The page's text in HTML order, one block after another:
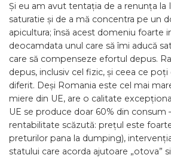
Și eu am avut tentația de a renunța la
saturatie și de a mă concentra pe un
apicultura; însă acest domeniu foarte
deocamdata unul care să îmi aducă
care să compenseze efortul depus.
depus, inclusiv cel fizic, și ceea ce
diferit. Deși Romania este cel mai
miere din UE, are o calitate
UE se produce doar 60% din consum
rentabilitate scăzută: prețul este
preturilor pana la dumping),
statului care acorda ajutoare „otova”